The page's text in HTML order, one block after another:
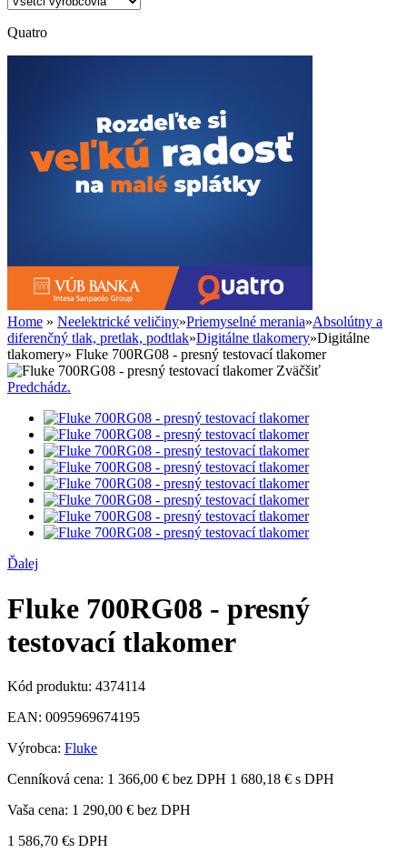
Quatro
Home » Neelektrické veličiny»Priemyselné merania»Absolútny a
diferenčný tlak, pretlak, podtlak»Digitálne tlakomery»Digitálne
tlakomery» Fluke 700RG08 - presný testovací tlakomer
Zväčšiť
Predchádz.
Ďalej
Fluke 700RG08 - presný
testovací tlakomer
Kód produktu: 4374114
EAN: 0095969674195
Výrobca: Fluke
Cenníková cena: 1 366,00 € bez DPH 1 680,18 € s DPH
Vaša cena: 1 290,00 € bez DPH
1 586,70 €s DPH